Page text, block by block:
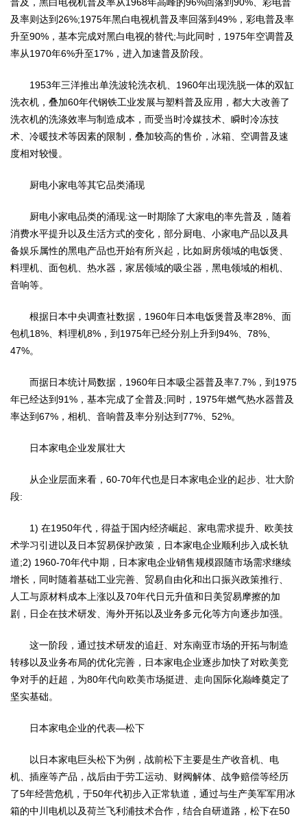
及率则达到26%;1975年黑白电视机普及率回落到49%，彩电普及率
升至90%，基本完成对黑白电视的替代;与此同时，1975年空调普及
率从1970年6%升至17%，进入加速普及阶段。
1953年三洋推出单洗波轮洗衣机、1960年出现洗脱一体的双缸
洗衣机，叠加60年代钢铁工业发展与塑料普及应用，都大大改善了
洗衣机的洗涤效率与制造成本，而受当时冷媒技术、瞬时冷冻技
术、冷暖技术等因素的限制，叠加较高的售价，冰箱、空调普及速
度相对较慢。
厨电小家电等其它品类涌现
厨电小家电品类的涌现:这一时期除了大家电的率先普及，随着
消费水平提升以及生活方式的变化，部分厨电、小家电产品以及具
备娱乐属性的黑电产品也开始有所兴起，比如厨房领域的电饭煲、
料理机、面包机、热水器，家居领域的吸尘器，黑电领域的相机、
音响等。
根据日本中央调查社数据，1960年日本电饭煲普及率28%、面
包机18%、料理机8%，到1975年已经分别上升到94%、78%、
47%。
而据日本统计局数据，1960年日本吸尘器普及率7.7%，到1975
年已经达到91%，基本完成了全普及;同时，1975年燃气热水器普及
率达到67%，相机、音响普及率分别达到77%、52%。
日本家电企业发展壮大
从企业层面来看，60-70年代也是日本家电企业的起步、壮大阶
段:
1) 在1950年代，得益于国内经济崛起、家电需求提升、欧美技
术学习引进以及日本贸易保护政策，日本家电企业顺利步入成长轨
道;2) 1960-70年代中期，日本家电企业销售规模跟随市场需求继续
增长，同时随着基础工业完善、贸易自由化和出口振兴政策推行、
人工与原材料成本上涨以及70年代日元升值和日美贸易摩擦的加
剧，日企在技术研发、海外开拓以及业务多元化等方向逐步加强。
这一阶段，通过技术研发的追赶、对东南亚市场的开拓与制造
转移以及业务布局的优化完善，日本家电企业逐步加快了对欧美竞
争对手的赶超，为80年代向欧美市场挺进、走向国际化巅峰奠定了
坚实基础。
日本家电企业的代表—松下
以日本家电巨头松下为例，战前松下主要是生产收音机、电
机、插座等产品，战后由于劳工运动、财阀解体、战争赔偿等经历
了5年经营危机，于50年代初步入正常轨道，通过与生产美军军用冰
箱的中川电机以及荷兰飞利浦技术合作，结合自研道路，松下在50